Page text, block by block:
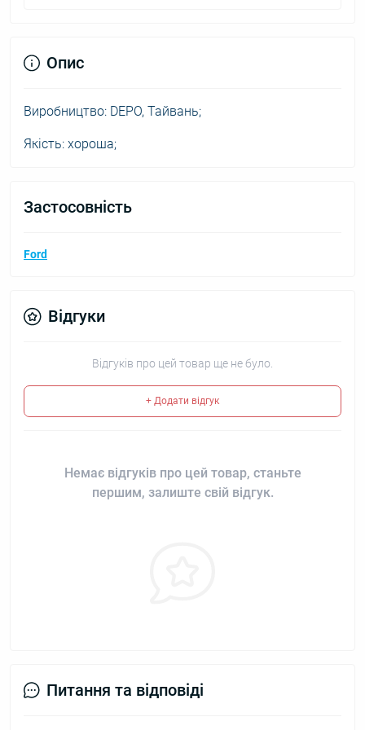
Опис
Виробництво: DEPO, Тайвань;
Якість: хороша;
Застосовність
Ford
Відгуки
Відгуків про цей товар ще не було.
+ Додати відгук
Немає відгуків про цей товар, станьте
першим, залиште свій відгук.
Питання та відповіді